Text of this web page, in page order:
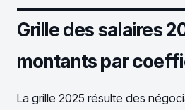
Grille des salaires
montants par
La grille 2025 résulte des